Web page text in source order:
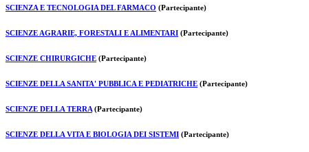
SCIENZA E TECNOLOGIA DEL FARMACO (Partecipante)
SCIENZE AGRARIE, FORESTALI E ALIMENTARI (Partecipante)
SCIENZE CHIRURGICHE (Partecipante)
SCIENZE DELLA SANITA' PUBBLICA E PEDIATRICHE (Partecipante)
SCIENZE DELLA TERRA (Partecipante)
SCIENZE DELLA VITA E BIOLOGIA DEI SISTEMI (Partecipante)